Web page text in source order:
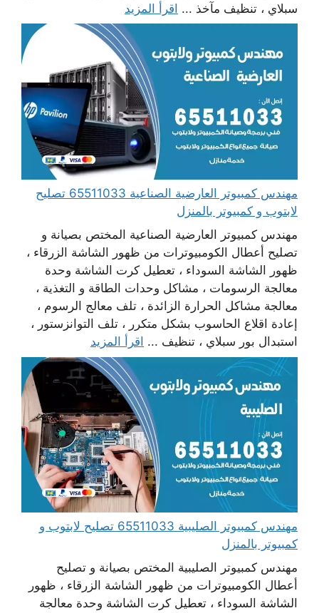
سبلاي ، تنظيف مآخذ ... اقرأ المزيد
مهندس كمبيوتر العارضية الصناعية 65511033 تصليح
لابتوب و كمبيوتر بالمنزل
مهندس كمبيوتر العارضية الصناعية المختص بصيانة و
تصليح أعطال الكومبيوترات من ظهور الشاشة الزرقاء ،
ظهور الشاشة السوداء ، تعطيل كرت الشاشة وحدة
معالجة الرسومات ، مشاكل وحدات الطاقة و التغذية ،
معالجة مشاكل الحرارة الزائدة ، تلف معالج الرسوم ،
إعادة اقلاع الحاسوب بشكل متكرر ، تلف التوانزستور ،
استبدال بور سبلاي ، تنظيف ... اقرأ المزيد
مهندس كمبيوتر الصليبية 65511033 تصليح لابتوب و
كمبيوتر بالمنزل
مهندس كمبيوتر الصليبية المختص بصيانة و تصليح
أعطال الكومبيوترات من ظهور الشاشة الزرقاء ، ظهور
الشاشة السوداء ، تعطيل كرت الشاشة وحدة معالجة